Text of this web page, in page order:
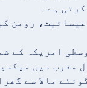
ہے۔
عیسائیت، رومن
امریکہ کے
مغرب میں
مالا سے